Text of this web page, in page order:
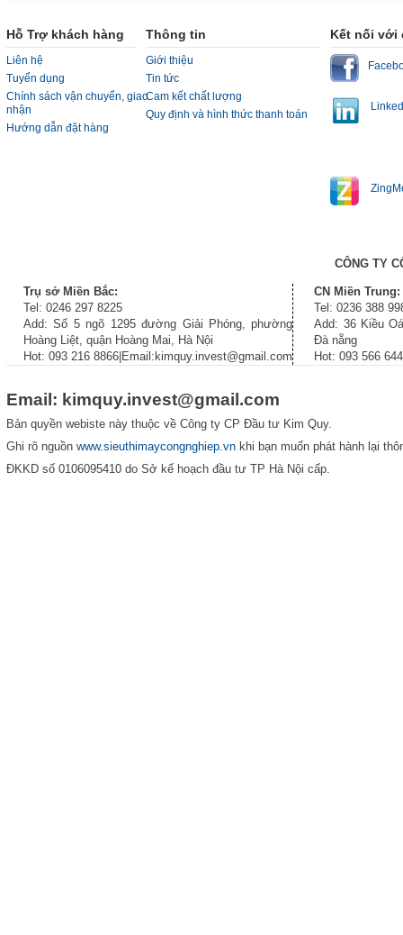
Hỗ Trợ khách hàng
Liên hệ
Tuyển dụng
Chính sách vận chuyển, giao
nhận
Hướng dẫn đặt hàng
Thông tin
Giới thiệu
Tin tức
Cam kết chất lượng
Quy định và hình thức thanh toán
Kết nối với
CÔNG TY
Trụ sở Miền Bắc:
Tel: 0246 297 8225
Add: Số 5 ngõ 1295 đường Giải Phóng, phường
Hoàng Liệt, quận Hoàng Mai, Hà Nội
Hot: 093 216 8866|Email:kimquy.invest@gmail.com
CN Miền Trung:
Tel: 0236 388
Add: 36 Kiều
Đà nẵng
Hot: 093 566
Email: kimquy.invest@gmail.com
Bản quyền webiste này thuộc về Công ty CP Đầu tư Kim Quy.
Ghi rõ nguồn www.sieuthimaycongnghiep.vn khi bạn muốn phát hành lại
ĐKKD số 0106095410 do Sở kế hoạch đầu tư TP Hà Nội cấp.